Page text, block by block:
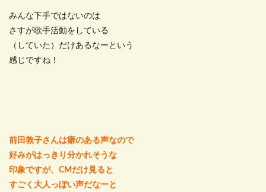
みんな下手ではないのは
さすが歌手活動をしている
（していた）だけあるなーという
感じですね！
前田敦子さんは癖のある声なので
好みがはっきり分かれそうな
印象ですが、CMだけ見ると
すごく大人っぽい声だなーと